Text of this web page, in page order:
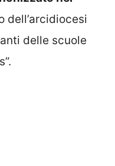
dell’arcidiocesi
delle scuole